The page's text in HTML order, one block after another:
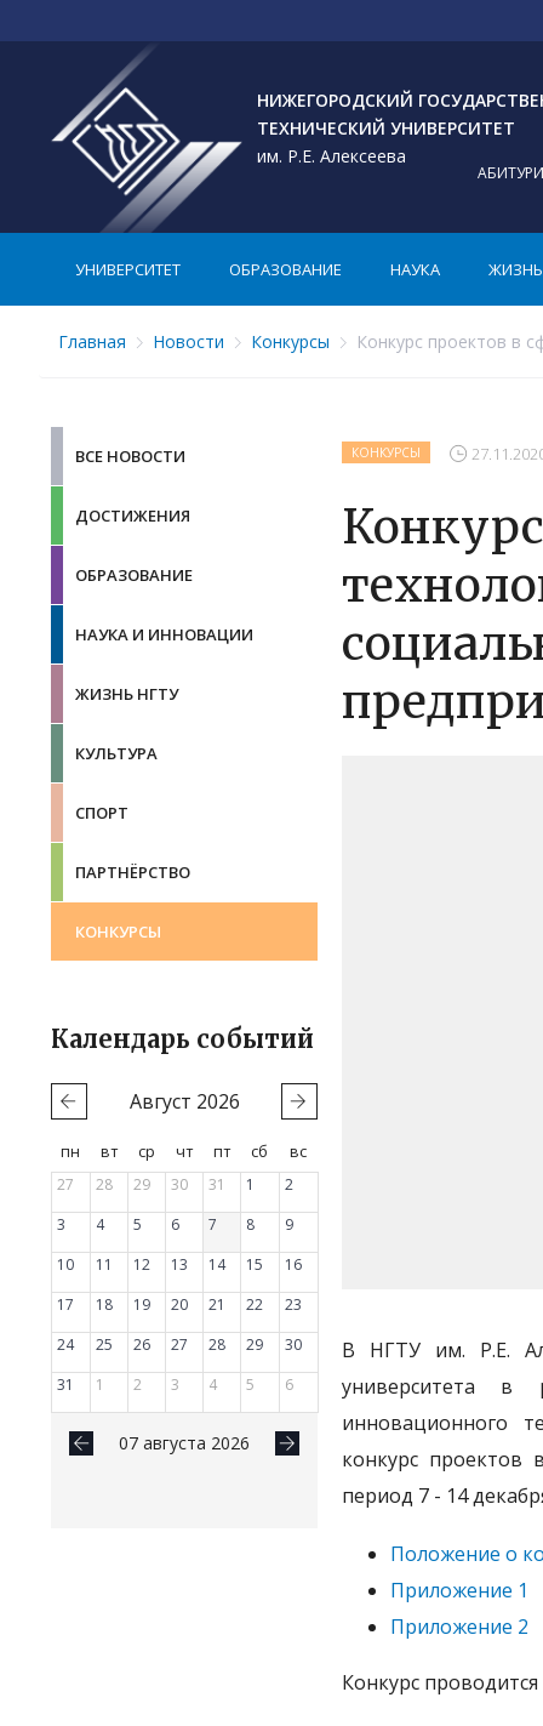
НИЖЕГОРОДСКИЙ
ТЕХНИЧЕСКИЙ УНИВЕРСИТЕТ
им. Р.Е. Алексеева
УНИВЕРСИТЕТ ОБРАЗОВАНИЕ НАУКА ЖИЗНЬ
Главная Новости Конкурсы Конкурс проектов в
ВСЕ НОВОСТИ
ДОСТИЖЕНИЯ
ОБРАЗОВАНИЕ
НАУКА И ИННОВАЦИИ
ЖИЗНЬ НГТУ
КУЛЬТУРА
СПОРТ
ПАРТНЁРСТВО
КОНКУРСЫ
Календарь событий
Август 2026
пн вт ср чт пт сб
вс
27
28 29 30 31 1
2
3
4 5 6 7 8
9
10
11 12 13 14 15
16
17
18 19 20 21 22
23
24
25 26 27 28 29
30
31
1 2 3 4 5 6
07 августа 2026
КОНКУРСЫ
В НГТУ им. Р.Е.
университета в
инновационного
конкурс проектов
период 7 - 14
Положение о
Приложение 1
Приложение 2
Конкурс проводится